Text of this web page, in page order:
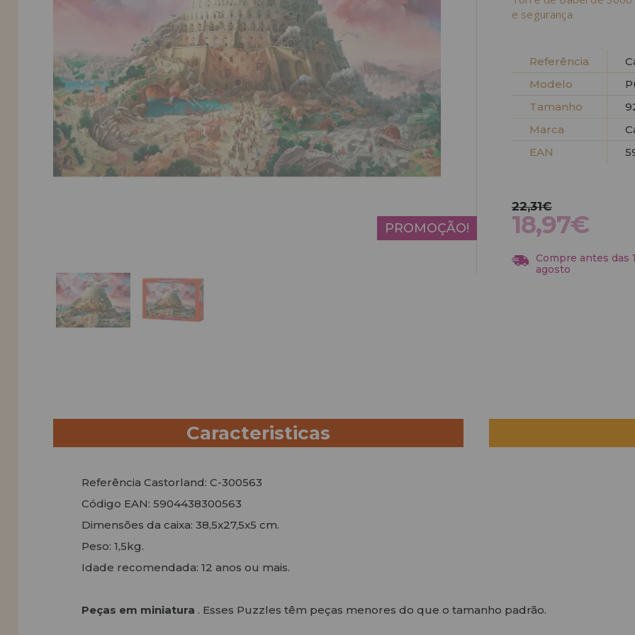
EM FORMAÇÃO
info@casadopuzzle.pt
e segurança.
Referência
Modelo
Tamanho
Marca
EAN
PROMOÇÃO!
22,31€
18,97€
Compre antes das
agosto
Caracteristicas
Referência Castorland: C-300563
Código EAN: 5904438300563
Dimensões da caixa: 38,5x27,5x5 cm.
Peso: 1,5kg.
Idade recomendada: 12 anos ou mais.
Peças em miniatura . Esses Puzzles têm peças menores do que o tamanho padrão.